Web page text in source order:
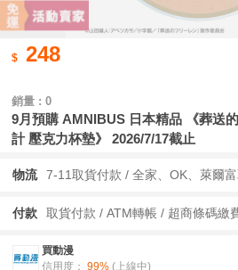
248
銷量 : 0
9月預購 AMNIBUS 日本精品 《葬送
計 壓克力杯墊》 2026/7/17截止
物流
付款 取貨付款 / ATM轉帳 / 超商條碼繳
買動漫
信用度： 99% (上線中)